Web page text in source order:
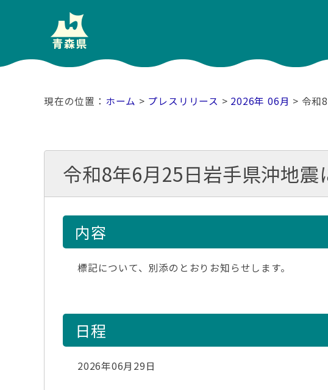
ホーム > プレスリリース > 2026年 06月 > 令和
令和8年6月25日岩手県沖地
内容
標記について、別添のとおりお知らせします。
日程
2026年06月29日